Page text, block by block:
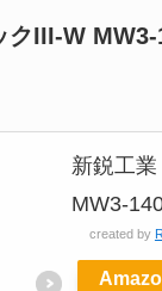
III-W MW3-
新鋭工
MW3-
created by